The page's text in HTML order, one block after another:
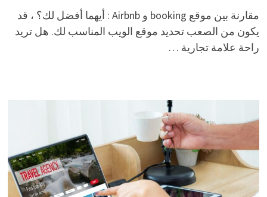
مقارنة بين موقع booking و Airbnb : أيهما أفضل لك؟ ، قد
يكون من الصعب تحديد موقع الويب المناسب لك. هل تريد
راحة علامة تجارية …